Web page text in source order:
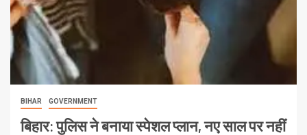
BIHAR GOVERNMENT
बिहार: पुलिस ने बनाया स्पेशल प्लान, नए साल पर नहीं